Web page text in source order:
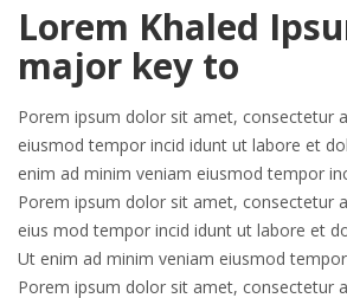
Lorem Khaled
major key to
Porem ipsum dolor sit amet, consectetur
eiusmod tempor incid idunt ut labore et
enim ad minim veniam eiusmod tempor
Porem ipsum dolor sit amet, consectetur
eius mod tempor incid idunt ut labore et
Ut enim ad minim veniam eiusmod
Porem ipsum dolor sit amet, consectetur